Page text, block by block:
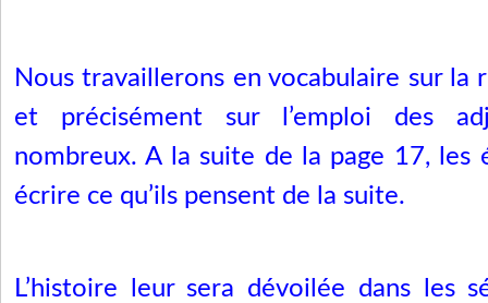
Nous travaillerons en vocabulaire sur la
et précisément sur l’emploi des
nombreux. A la suite de la page 17, les
écrire ce qu’ils pensent de la suite.
L’histoire leur sera dévoilée dans les